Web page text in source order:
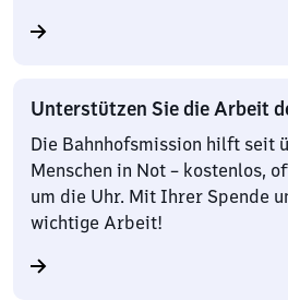
Unterstützen Sie die Arbeit
Die Bahnhofsmission hilft seit
Menschen in Not – kostenlos,
um die Uhr. Mit Ihrer Spende
wichtige Arbeit!